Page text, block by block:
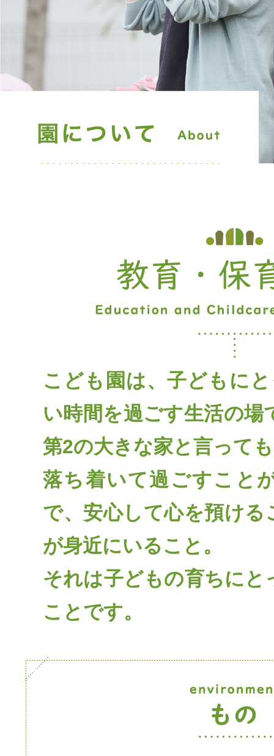
こども園は、子どもに
い時間を過ごす生活の場
第2の大きな家と言って
落ち着いて過ごすこと
で、安心して心を預ける
が身近にいること。
それは子どもの育ちにと
ことです。